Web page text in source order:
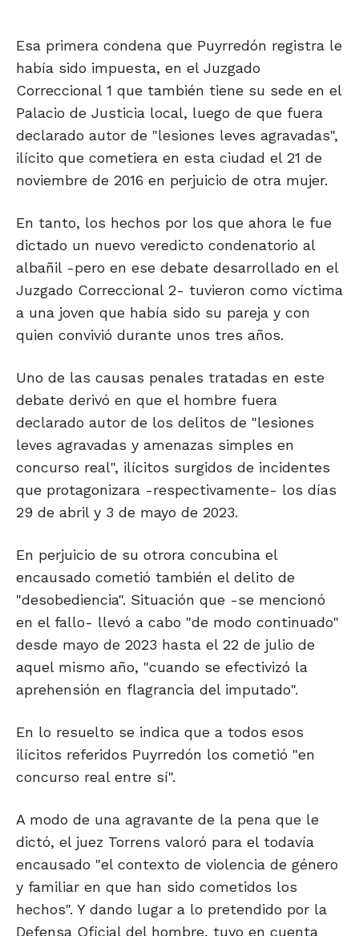
Esa primera condena que Puyrredón registra le
había sido impuesta, en el Juzgado
Correccional 1 que también tiene su sede en el
Palacio de Justicia local, luego de que fuera
declarado autor de "lesiones leves agravadas",
ilícito que cometiera en esta ciudad el 21 de
noviembre de 2016 en perjuicio de otra mujer.
En tanto, los hechos por los que ahora le fue
dictado un nuevo veredicto condenatorio al
albañil -pero en ese debate desarrollado en el
Juzgado Correccional 2- tuvieron como víctima
a una joven que había sido su pareja y con
quien convivió durante unos tres años.
Uno de las causas penales tratadas en este
debate derivó en que el hombre fuera
declarado autor de los delitos de "lesiones
leves agravadas y amenazas simples en
concurso real", ilícitos surgidos de incidentes
que protagonizara -respectivamente- los días
29 de abril y 3 de mayo de 2023.
En perjuicio de su otrora concubina el
encausado cometió también el delito de
"desobediencia". Situación que -se mencionó
en el fallo- llevó a cabo "de modo continuado"
desde mayo de 2023 hasta el 22 de julio de
aquel mismo año, "cuando se efectivizó la
aprehensión en flagrancia del imputado".
En lo resuelto se indica que a todos esos
ilícitos referidos Puyrredón los cometió "en
concurso real entre sí".
A modo de una agravante de la pena que le
dictó, el juez Torrens valoró para el todavía
encausado "el contexto de violencia de género
y familiar en que han sido cometidos los
hechos". Y dando lugar a lo pretendido por la
Defensa Oficial del hombre, tuvo en cuenta